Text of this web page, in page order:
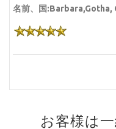
名前、国:Barbara,Gotha,
お客様は